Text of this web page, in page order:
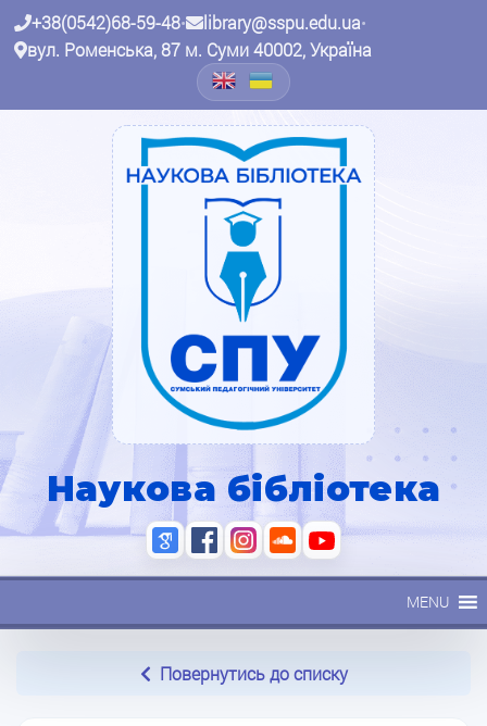
+38(0542)68-59-48• library@sspu.edu.ua•
вул. Роменська, 87 м. Суми 40002, Україна
Наукова бібліотека
MENU
Повернутись до списку